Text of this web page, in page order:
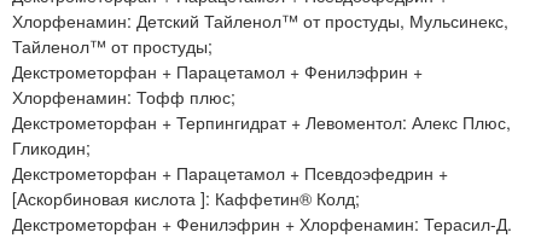
Хлорфенамин: Детский Тайленол™ от простуды, Мульсинекс,
Тайленол™ от простуды;
Декстрометорфан + Парацетамол + Фенилэфрин +
Хлорфенамин: Тофф плюс;
Декстрометорфан + Терпингидрат + Левоментол: Алекс Плюс,
Гликодин;
Декстрометорфан + Парацетамол + Псевдоэфедрин +
[Аскорбиновая кислота ]: Каффетин® Колд;
Декстрометорфан + Фенилэфрин + Хлорфенамин: Терасил-Д.